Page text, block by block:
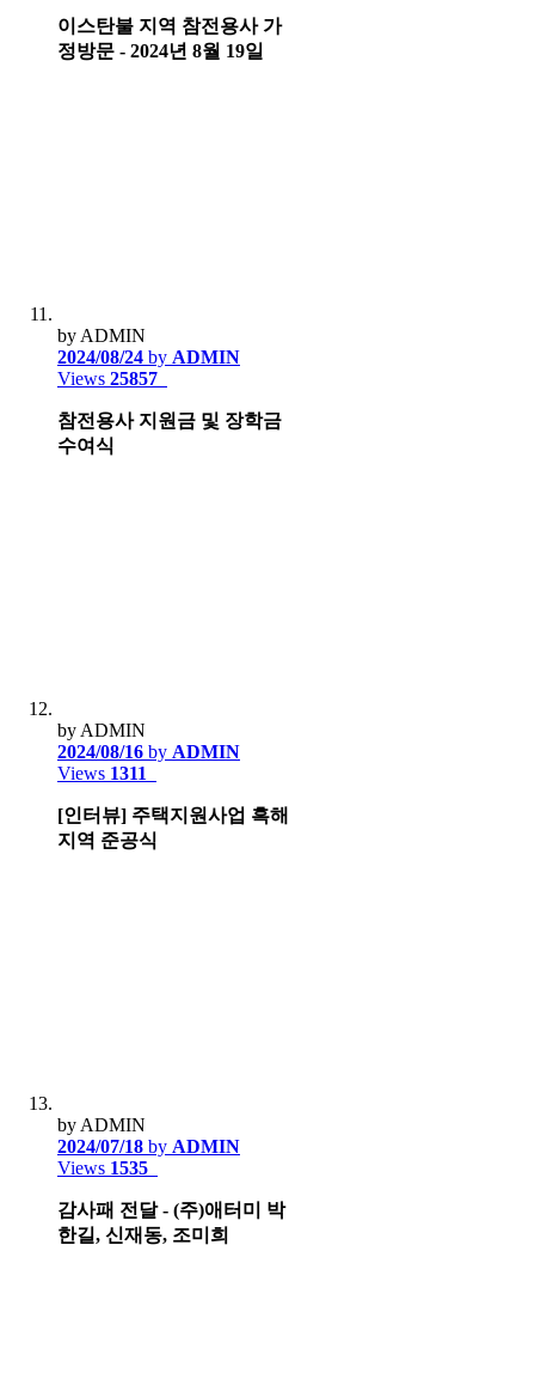
이스탄불 지역 참전용사 가
정방문 - 2024년 8월 19일
by ADMIN
2024/08/24 by ADMIN
Views 25857
참전용사 지원금 및 장학금
수여식
by ADMIN
2024/08/16 by ADMIN
Views 1311
[인터뷰] 주택지원사업 흑해
지역 준공식
by ADMIN
2024/07/18 by ADMIN
Views 1535
감사패 전달 - (주)애터미 박
한길, 신재동, 조미희